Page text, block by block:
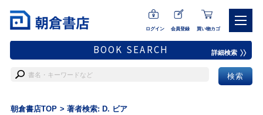
ログイン 会員登録 買い物カゴ
BOOK SEARCH 詳細検索
朝倉書店TOP 著者検索: D. ビア